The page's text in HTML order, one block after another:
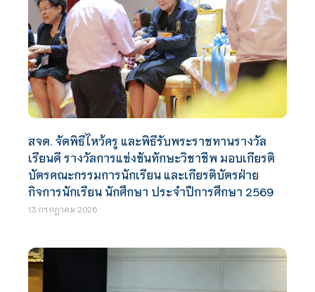
สจด. จัดพิธีไหว้ครู และพิธีรับพระราชทานรางวัล
เรียนดี รางวัลการแข่งขันทักษะวิชาชีพ มอบเกียรติ
บัตรคณะกรรมการนักเรียน และเกียรติบัตรฝ่าย
กิจการนักเรียน นักศึกษา ประจำปีการศึกษา 2569
13 กรกฎาคม 2026